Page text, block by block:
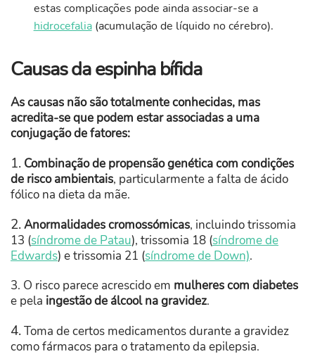
estas complicações pode ainda associar-se a
hidrocefalia(acumulação de líquido no cérebro).
Causas da espinha bífida
As causas não são totalmente conhecidas, mas
acredita-se que podem estar associadas a uma
conjugação de fatores:
1. Combinação de propensão genética com condições
de risco ambientais, particularmente a falta de ácido
fólico na dieta da mãe.
2.Anormalidades cromossómicas, incluindo trissomia
13 (síndrome de Patau), trissomia 18 (síndrome de
Edwards) e trissomia 21 (síndrome de Down).
3. O risco parece acrescido em mulherescom diabetes
e pela ingestão de álcool na gravidez.
4.Toma de certos medicamentos durante a gravidez
como fármacos para o tratamento da epilepsia.